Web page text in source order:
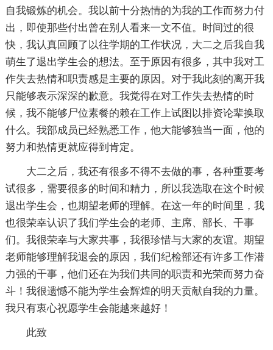
自我锻炼的机会。我以前十分热情的为我的工作而努力付
出，即使那些付出曾在别人看来一文不值。时间过的很
快，我认真回顾了以往学期的工作状况，大二之后我自我
萌生了退出学生会的想法。至于原因有很多，其中我对工
作失去热情和职责感是主要的原因。对于我此刻的离开我
只能够表示深深的歉意。我觉得在对工作失去热情的时
候，我不能够尸位素餐的赖在工作上试图以排资论辈换取
什么。我部成员已经熟悉工作，他大能够独当一面，他的
努力和热情更就应得到肯定。
大二之后，我还有很多不得不去做的事，各种重要考
试很多，需要很多的时间和精力，所以我选取在这个时候
退出学生会，也期望老师的理解。在这一年的时间里，我
也很荣幸认识了我们学生会的老师、主席、部长、干事
们。我很荣幸与大家共事，我很珍惜与大家的友谊。期望
老师能够理解我退会的原因，我们纪检部还有许多工作潜
力强的干事，他们还在为我们共同的职责和光荣而努力奋
斗！我很遗憾不能为学生会辉煌的明天贡献自我的力量。
我只有衷心祝愿学生会能越来越好！
此致